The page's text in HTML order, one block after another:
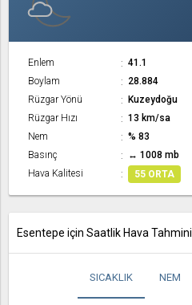
Enlem
41.1
Boylam
28.884
Rüzgar Yönü
Kuzeydoğu
Rüzgar Hızı
13 km/sa
Nem
% 83
Basınç
↔ 1008 mb
Hava Kalitesi
55 ORTA
Esentepe için Saatlik Hava Tahmini
SICAKLIK NEM